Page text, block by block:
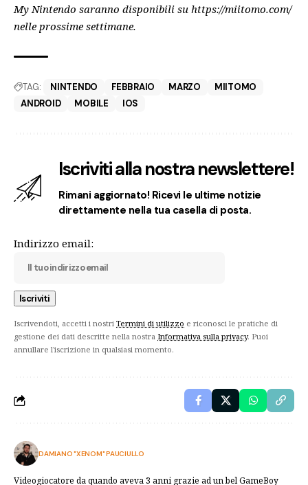
My Nintendo saranno disponibili su https://miitomo.com/
nelle prossime settimane.
TAG: NINTENDO FEBBRAIO MARZO
MIITOMO
ANDROID
MOBILE IOS
Iscriviti alla nostra newslettere!
Rimani aggiornato! Ricevi le ultime notizie
direttamente nella tua casella di posta.
Indirizzo email:
Iscrivendoti, accetti i nostri Termini di utilizzo e riconosci le pratiche di
gestione dei dati descritte nella nostra Informativa sulla privacy. Puoi
annullare l'iscrizione in qualsiasi momento.
DAMIANO "XENOM" PAUCIULLO
Videogiocatore da quando aveva 3 anni grazie ad un bel GameBoy